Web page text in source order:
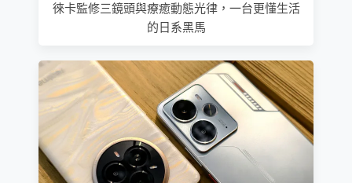
徠卡監修三鏡頭與療癒動態光律，一台更懂生活
的日系黑馬